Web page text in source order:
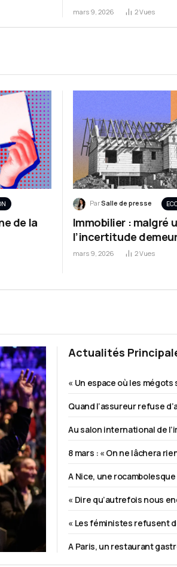
pompe » commence
mars 9, 2026 2Vues
de la
ParSalle de presse
Immobilier : malgré
l’incertitude
mars 9, 2026 2Vues
Actualités
« Un espace où les mégots
sécurité, de la tranquillité
Quand l’assureur refuse
Au salon international de
guerre au Moyen-Orient
8 mars : « On ne lâchera
parisienne pour les droits
A Nice, une
municipale
« Dire qu’autrefois nous
massacrer aujourd’hui »
« Les féministes refusent
militante Diane Richard, qui
A Paris, un restaurant